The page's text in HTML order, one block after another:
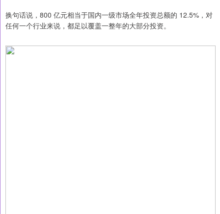
换句话说，800 亿元相当于国内一级市场全年投资总额的 12.5%，对
任何一个行业来说，都足以覆盖一整年的大部分投资。